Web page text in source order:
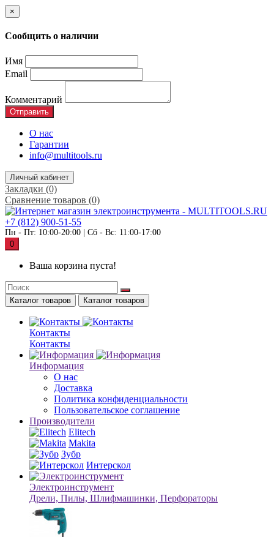
×
Сообщить о наличии
Имя
Email
Комментарий
Отправить
О нас
Гарантии
info@multitools.ru
Личный кабинет
Закладки (0)
Сравнение товаров (0)
+7 (812) 900-51-55
Пн - Пт: 10:00-20:00 | Сб - Вс: 11:00-17:00
0
Ваша корзина пуста!
Каталог товаров Каталог товаров
Контакты
Контакты
Информация
О нас
Доставка
Политика конфиденциальности
Пользовательское соглашение
Производители
Elitech
Makita
Зубр
Интерскол
Электроинструмент
Дрели, Пилы, Шлифмашинки, Перфораторы